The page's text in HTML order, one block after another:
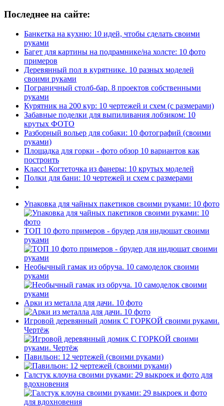
Последнее на сайте:
Банкетка на кухню: 10 идей, чтобы сделать своими
руками
Багет для картины на подрамнике/на холсте: 10 фото
примеров
Деревянный пол в курятнике. 10 разных моделей
своими руками
Пограничный столб-бар. 8 проектов собственными
руками
Курятник на 200 кур: 10 чертежей и схем (с размерами)
Забавные поделки для выпиливания лобзиком: 10
крутых ФОТО
Разборный вольер для собаки: 10 фотографий (своими
руками)
Площадка для горки - фото обзор 10 вариантов как
построить
Класс! Когтеточка из фанеры: 10 крутых моделей
Полки для бани: 10 чертежей и схем с размерами
Упаковка для чайных пакетиков своими руками: 10 фото
ТОП 10 фото примеров - брудер для индюшат своими
руками
Необычный гамак из обруча. 10 самоделок своими
руками
Арки из металла для дачи. 10 фото
Игровой деревянный домик С ГОРКОЙ своими руками.
Чертёж
Павильон: 12 чертежей (своими руками)
Галстук клоуна своими руками: 29 выкроек и фото для
вдохновения